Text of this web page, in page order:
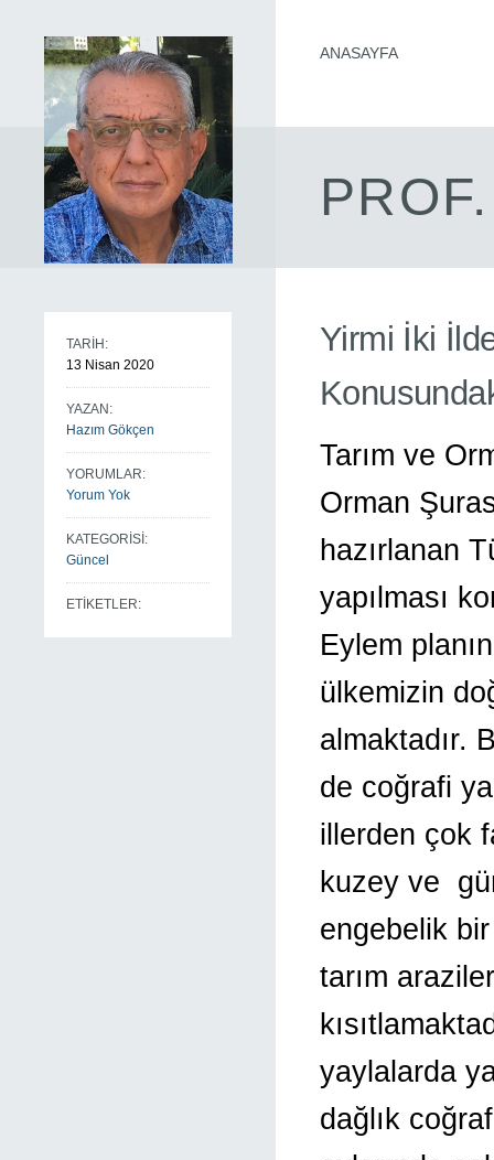
ANASAYFA
TARİH:
13 Nisan 2020
YAZAN:
Hazım Gökçen
YORUMLAR:
Yorum Yok
KATEGORİSİ:
Güncel
ETİKETLER:
Yirmi İki
Tarım ve
Orman
hazırlanan
yapılması
Eylem
ülkemizin
almaktadır.
de coğrafi
illerden çok
kuzey ve
engebelik
tarım
yaylalarda
dağlık